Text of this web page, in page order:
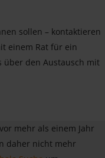
sollen – kontaktieren
einem Rat für ein
über den Austausch mit
mehr als einem Jahr
daher nicht mehr